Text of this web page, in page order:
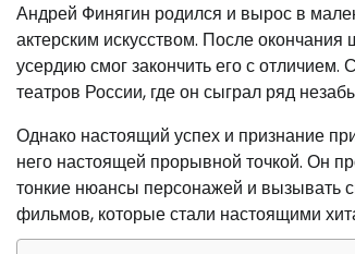
Андрей Финягин родился и вырос в
актерским искусством. После
усердию смог закончить его с
театров России, где он сыграл ряд
Однако настоящий успех и признание
него настоящей прорывной точкой. Он
тонкие нюансы персонажей и вызывать
фильмов, которые стали настоящими